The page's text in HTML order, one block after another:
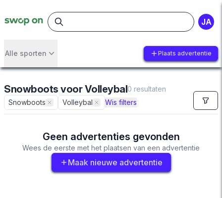
JA
Alle sporten Plaats advertentie
Snowboots voor Volleybal0 resultaten
Snowboots
Volleybal Wis filters
Geen advertenties gevonden
Wees de eerste met het plaatsen van een advertentie
Maak nieuwe advertentie